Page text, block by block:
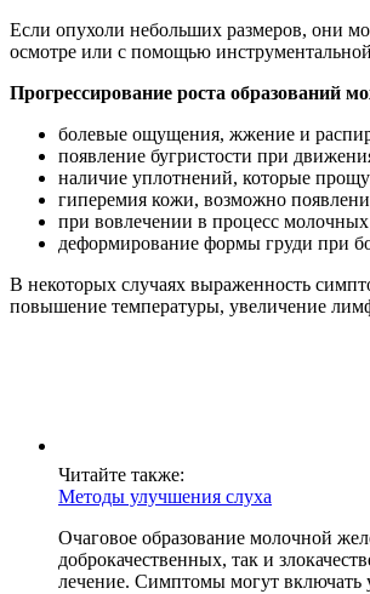
Если опухоли небольших размеров, они
осмотре или с помощью
Прогрессирование роста образований
болевые ощущения, жжение и
появление бугристости при
наличие уплотнений, которые
гиперемия кожи, возможно
при вовлечении в процесс молочных
деформирование формы груди при
В некоторых случаях выраженность
повышение температуры, увеличение
Читайте также:
Методы улучшения слуха
Очаговое образование молочной
доброкачественных, так и
лечение. Симптомы могут включать